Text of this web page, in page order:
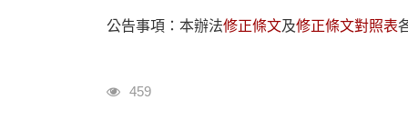
公告事項：​本辦法修正條文及修正條文對照表
瀏覽人次
459